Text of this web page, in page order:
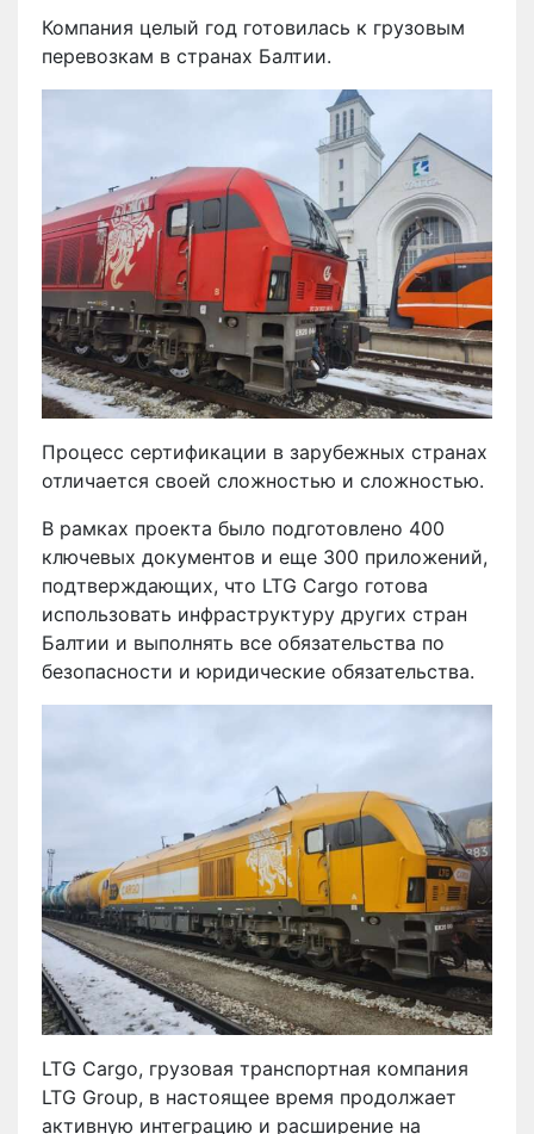
Компания целый год готовилась к грузовым
перевозкам в странах Балтии.
Процесс сертификации в зарубежных странах
отличается своей сложностью и сложностью.
В рамках проекта было подготовлено 400
ключевых документов и еще 300 приложений,
подтверждающих, что LTG Cargo готова
использовать инфраструктуру других стран
Балтии и выполнять все обязательства по
безопасности и юридические обязательства.
LTG Cargo, грузовая транспортная компания
LTG Group, в настоящее время продолжает
активную интеграцию и расширение на